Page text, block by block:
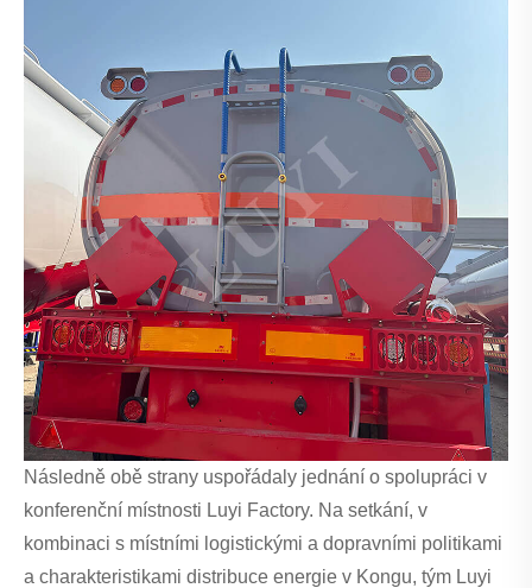
Následně obě strany uspořádaly jednání o spolupráci v
konferenční místnosti Luyi Factory. Na setkání, v
kombinaci s místními logistickými a dopravními politikami
a charakteristikami distribuce energie v Kongu, tým Luyi